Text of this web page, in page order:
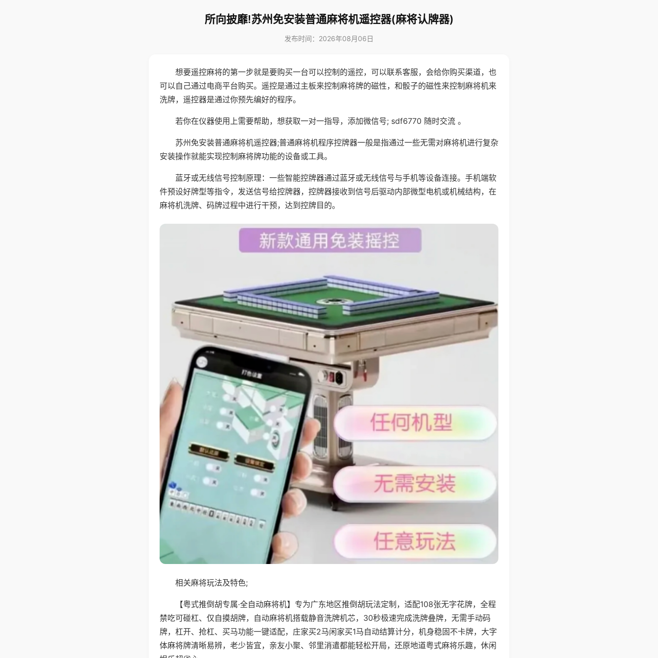
所向披靡!苏州免安装普通麻将机遥控器(麻将认牌器)
发布时间：2026年08月06日
想要遥控麻将的第一步就是要购买一台可以控制的遥控，可以联系客服，会给你购买渠道，也
可以自己通过电商平台购买。遥控是通过主板来控制麻将牌的磁性，和骰子的磁性来控制麻将机来
洗牌，遥控器是通过你预先编好的程序。
若你在仪器使用上需要帮助，想获取一对一指导，添加微信号; sdf6770 随时交流 。
苏州免安装普通麻将机遥控器;普通麻将机程序控牌器一般是指通过一些无需对麻将机进行复杂
安装操作就能实现控制麻将牌功能的设备或工具。
蓝牙或无线信号控制原理：一些智能控牌器通过蓝牙或无线信号与手机等设备连接。手机端软
件预设好牌型等指令，发送信号给控牌器，控牌器接收到信号后驱动内部微型电机或机械结构，在
麻将机洗牌、码牌过程中进行干预，达到控牌目的。
相关麻将玩法及特色;
【粤式推倒胡专属·全自动麻将机】专为广东地区推倒胡玩法定制，适配108张无字花牌，全程
禁吃可碰杠、仅自摸胡牌，自动麻将机搭载静音洗牌机芯，30秒极速完成洗牌叠牌，无需手动码
牌，杠开、抢杠、买马功能一键适配，庄家买2马闲家买1马自动结算计分，机身稳固不卡牌，大字
体麻将牌清晰易辨，老少皆宜，亲友小聚、邻里消遣都能轻松开局，还原地道粤式麻将乐趣，休闲